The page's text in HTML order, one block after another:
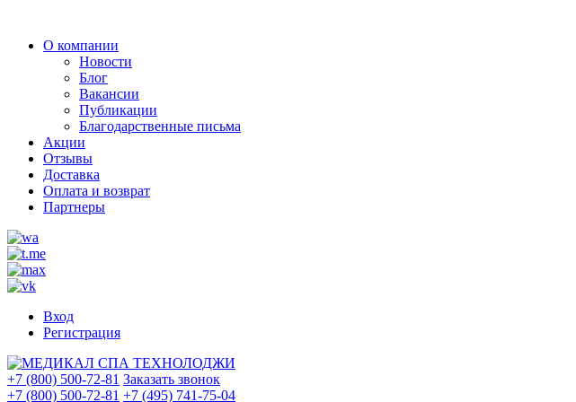
О компании
Новости
Блог
Вакансии
Публикации
Благодарственные письма
Акции
Отзывы
Доставка
Оплата и возврат
Партнеры
Вход
Регистрация
+7 (800) 500-72-81 Заказать звонок
+7 (800) 500-72-81 +7 (495) 741-75-04